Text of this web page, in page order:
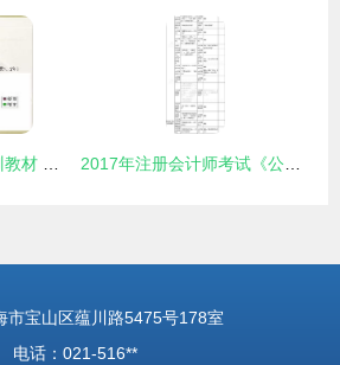
市宝山区蕴川路5475号178室
电话：021-516**